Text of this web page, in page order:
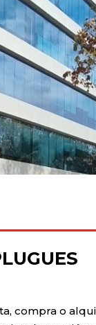
compra o